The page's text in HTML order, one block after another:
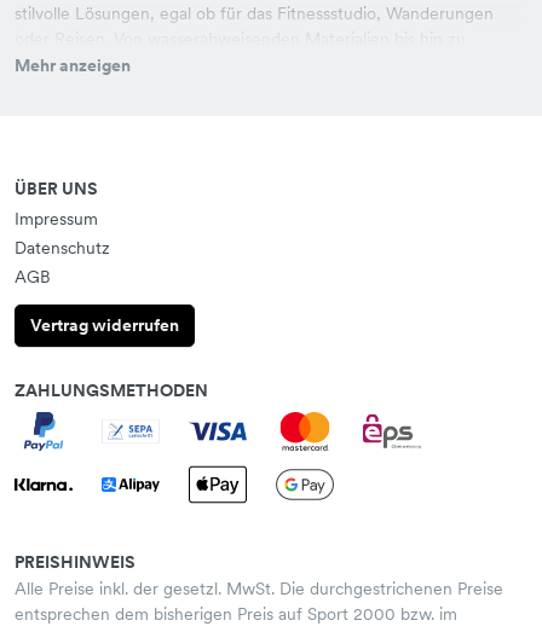
stilvolle Lösungen, egal ob für das Fitnessstudio, Wanderungen
intelligenten Aufteilungen – hier findest du das Modell, das optimal
Mehr anzeigen
ÜBER UNS
Impressum
Datenschutz
AGB
Vertrag widerrufen
ZAHLUNGSMETHODEN
PREISHINWEIS
Alle Preise inkl. der gesetzl. MwSt. Die durchgestrichenen Preise
entsprechen dem bisherigen Preis auf Sport 2000 bzw. im